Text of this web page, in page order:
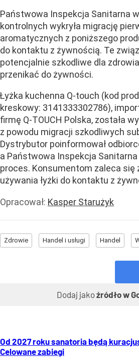
Państwowa Inspekcja Sanitarna
kontrolnych wykryła migrację
aromatycznych z poniższego
do kontaktu z żywnością. Te
potencjalnie szkodliwe dla
przenikać do żywności.
Łyżka kuchenna Q-touch (kod
kreskowy: 3141333302786),
firmę Q-TOUCH Polska, została
z powodu migracji szkodliwych
Dystrybutor poinformował
a Państwowa Inspekcja
proces. Konsumentom zaleca się
używania łyżki do kontaktu z
Opracował: Kasper Starużyk
Zdrowie Handel i usługi Handel
Dodaj jakoźródło w
Od 2027 roku sanatoria będą
Celowane zabiegi